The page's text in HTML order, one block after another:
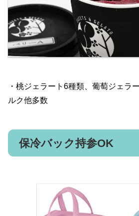
・桃ジェラート6種類、葡萄ジェラ
ルク他多数
保冷バック持参OK